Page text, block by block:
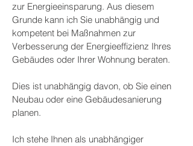
zur Energieeinsparung. Aus diesem
Grunde kann ich Sie unabhängig und
kompetent bei Maßnahmen zur
Verbesserung der Energieeffizienz Ihres
Gebäudes oder Ihrer Wohnung beraten.
Dies ist unabhängig davon, ob Sie einen
Neubau oder eine Gebäudesanierung
planen.
Ich stehe Ihnen als unabhängiger